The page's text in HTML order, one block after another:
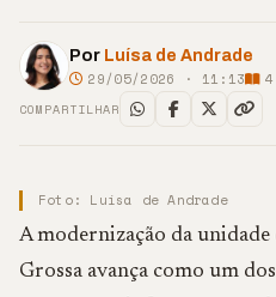
Por Luísa de Andrade
29/05/2026 · 11:13 4
COMPARTILHAR
Foto: Luísa de Andrade
A modernização da unidade
Grossa avança como um